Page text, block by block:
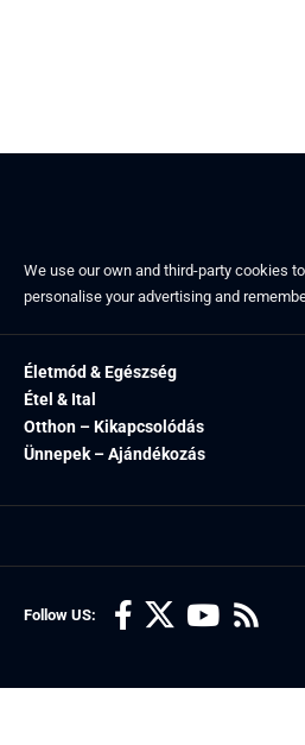
We use our own and third-party cookies
personalise your advertising and
Életmód & Egészség
Étel & Ital
Otthon – Kikapcsolódás
Ünnepek – Ajándékozás
Follow US: